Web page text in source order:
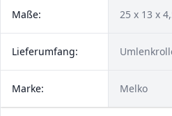
Maße: 25 x 13 x
Lieferumfang:
Marke: Melko